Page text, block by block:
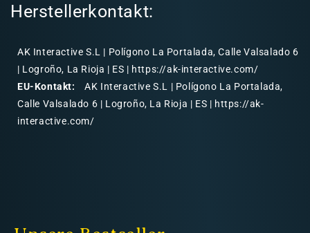
Herstellerkontakt:
AK Interactive S.L | Polígono La Portalada, Calle Valsalado 6
| Logroño, La Rioja | ES | https://ak-interactive.com/
EU-Kontakt:
AK Interactive S.L | Polígono La Portalada,
Calle Valsalado 6 | Logroño, La Rioja | ES | https://ak-
interactive.com/